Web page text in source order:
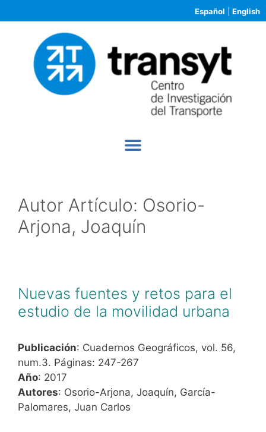
Español English
Autor Artículo: Osorio-
Arjona, Joaquín
Nuevas fuentes y retos para el
estudio de la movilidad urbana
Publicación: Cuadernos Geográficos, vol. 56,
num.3. Páginas: 247-267
Año: 2017
Autores: Osorio-Arjona, Joaquín, García-
Palomares, Juan Carlos